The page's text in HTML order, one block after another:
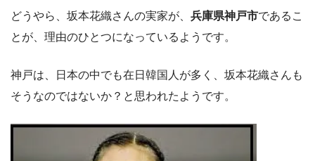
どうやら、坂本花織さんの実家が、 兵庫県神戸市であるこ
とが、理由のひとつになっているようです。
神戸は、日本の中でも在日韓国人が多く、坂本花織さんも
そうなのではないか？と思われたようです。